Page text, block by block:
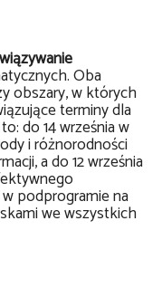
Oba
obszary, w których
terminy dla
do 14 września w
i różnorodności
a do 12 września
podprogramie na
we wszystkich